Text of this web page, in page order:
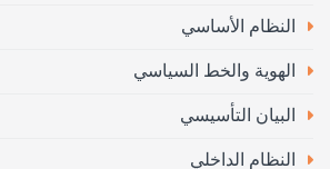
النظام الأساسي
الهوية والخط السياسي
البيان التأسيسي
النظام الداخلي